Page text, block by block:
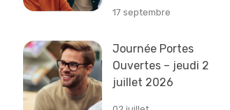
17 septembre
Journée Portes
Ouvertes – jeudi 2
juillet 2026
Lire la suite